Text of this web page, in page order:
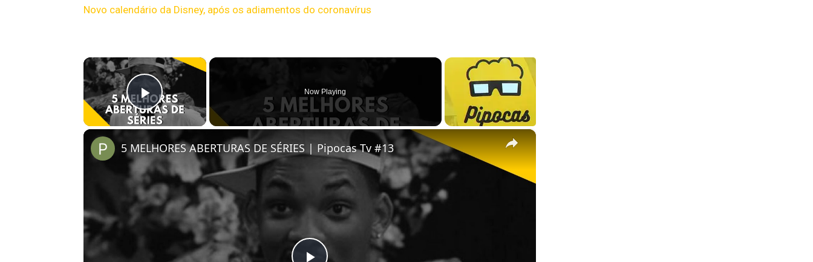
Novo calendário da Disney, após os adiamentos do coronavírus
×
Play Video
Now Playing
×
5 MELHORES ABERTURAS DE SÉRIES | Pipocas Tv #13